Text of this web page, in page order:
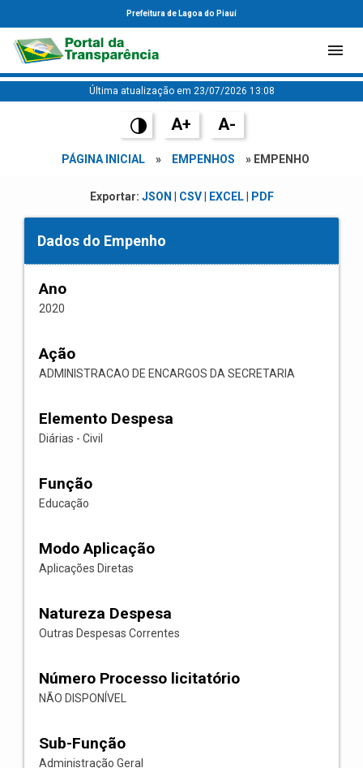
Prefeitura de Lagoa do Piauí
Última atualização em 23/07/2026 13:08
A+ A-
PÁGINA INICIAL » EMPENHOS » EMPENHO
Exportar: JSON CSV| EXCEL| PDF
Dados do Empenho
Ano
2020
Ação
ADMINISTRACAO DE ENCARGOS DA SECRETARIA
Elemento Despesa
Diárias - Civil
Função
Educação
Modo Aplicação
Aplicações Diretas
Natureza Despesa
Outras Despesas Correntes
Número Processo licitatório
NÃO DISPONÍVEL
Sub-Função
Administração Geral